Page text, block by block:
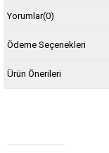
Yorumlar(0)
Ödeme Seçenekleri
Ürün Önerileri